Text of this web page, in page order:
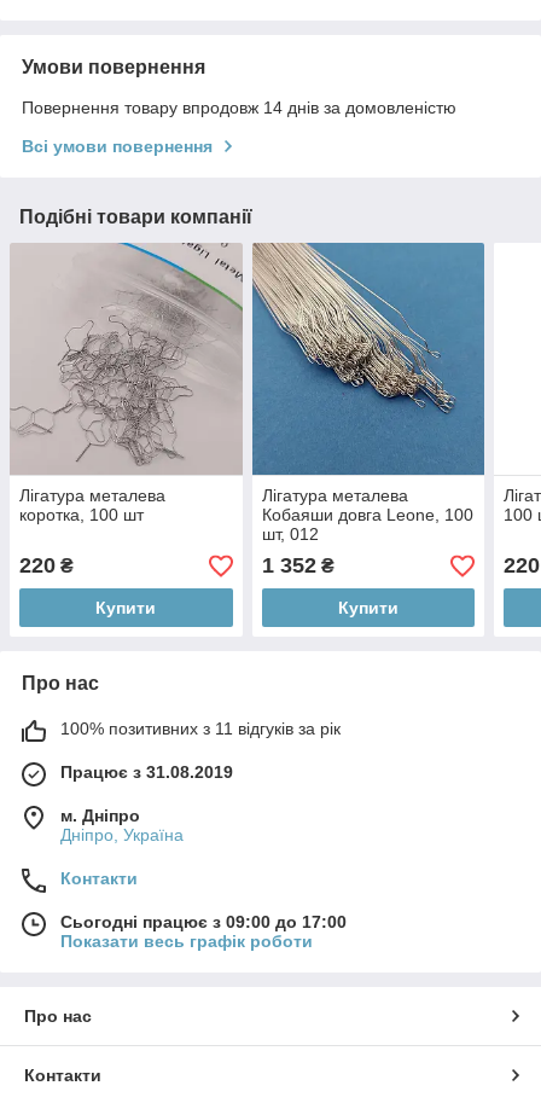
Умови повернення
Повернення товару впродовж 14 днів за домовленістю
Всі умови повернення
Подібні товари компанії
Лігатура металева
коротка, 100 шт
220 ₴
Купити
Лігатура металева
Кобаяши довга Leone, 100
шт, 012
1 352₴
Купити
100
220
Про нас
100% позитивних з 11 відгуків за рік
Працює з 31.08.2019
м. Дніпро
Дніпро, Україна
Контакти
Сьогодні працює з 09:00 до 17:00
Показати весь графік роботи
Про нас
Контакти